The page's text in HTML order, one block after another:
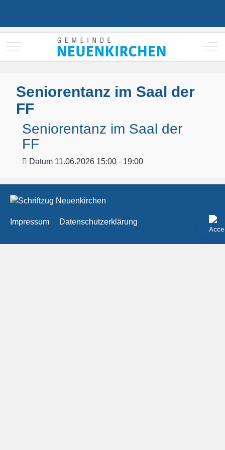
Mobile Menu Toggle Off-
Seniorentanz im Saal der
FF
Seniorentanz im Saal der
FF
Datum 11.06.2026 15:00 - 19:00
Impressum Datenschutzerklärung